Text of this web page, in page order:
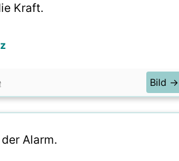
Kraft.
Bild →
Alarm.